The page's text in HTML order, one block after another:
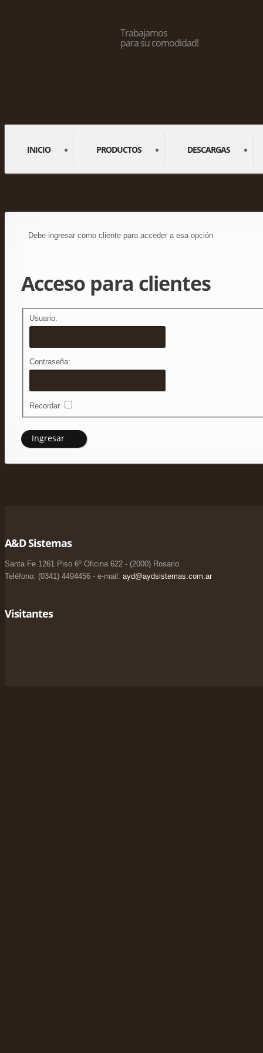
Trabajamos
para su comodidad!
INICIO PRODUCTOS DESCARGAS
Debe ingresar como cliente para acceder a esa opción
Acceso para clientes
Usuario:
Contraseña:
Recordar
Ingresar
A&D Sistemas
Santa Fe 1261 Piso 6º Oficina 622 - (2000) Rosario
Teléfono: (0341) 4494456 - e-mail: ayd@aydsistemas.com.ar
Visitantes